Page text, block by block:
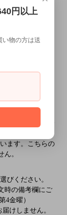
ます。こちらの
。
びください。
時の備考欄にご
4金曜）
けしません。
円以上
い物の方は送